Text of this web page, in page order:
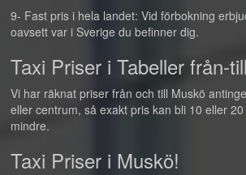
9- Fast pris i hela landet: Vid förbokning
oavsett var i Sverige du befinner dig.
Taxi Priser i Tabeller från-
Vi har räknat priser från och till Muskö
eller centrum, så exakt pris kan bli 10 eller
mindre.
Taxi Priser i Muskö!